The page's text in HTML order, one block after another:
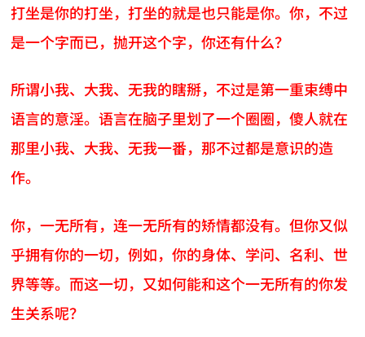
打坐是你的打坐，打坐的就是也只能是你。你，不过
是一个字而已，抛开这个字，你还有什么？
所谓小我、大我、无我的瞎掰，不过是第一重束缚中
语言的意淫。语言在脑子里划了一个圈圈，傻人就在
那里小我、大我、无我一番，那不过都是意识的造
作。
你，一无所有，连一无所有的矫情都没有。但你又似
乎拥有你的一切，例如，你的身体、学问、名利、世
界等等。而这一切，又如何能和这个一无所有的你发
生关系呢？